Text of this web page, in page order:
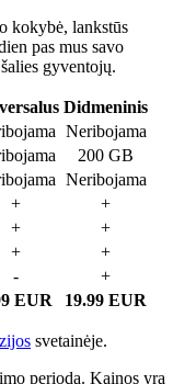
kokybė, lankstūs
pas mus savo
gyventojų.
Didmeninis
Neribojama
200 GB
Neribojama
+
+
+
+
+
+
-
+
EUR 19.99 EUR
svetainėje.
periodą. Kainos yra